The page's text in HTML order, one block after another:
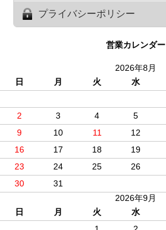
プライバシーポリシー
営業カレンダー
2026年8月
日
月 火 水
2
3 4 5
9
10 11 12
16
17 18 19
23
24 25 26
30
31
2026年9月
日
月 火 水